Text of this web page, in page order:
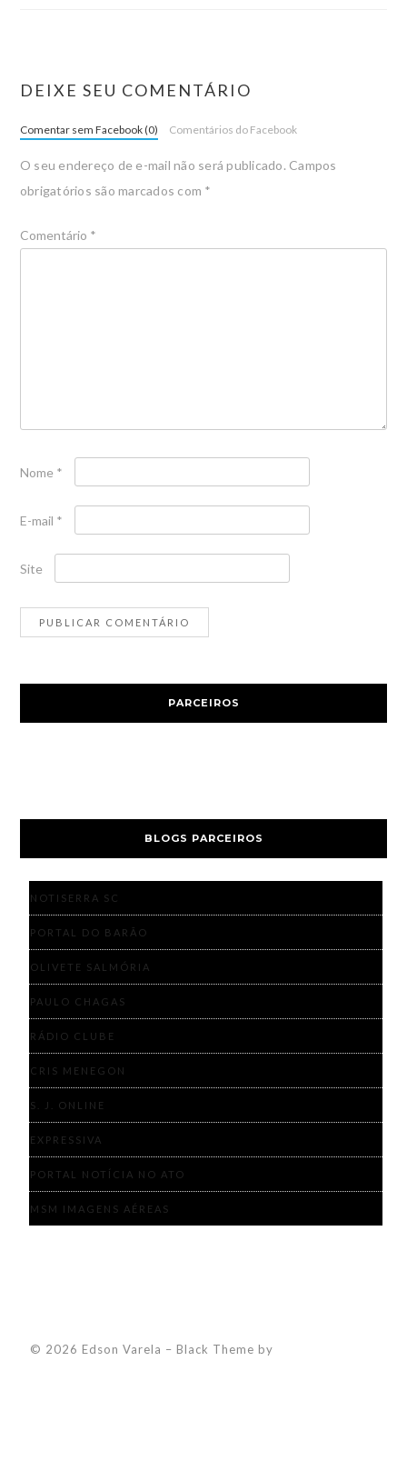
DEIXE SEU COMENTÁRIO
Comentar sem Facebook (0) Comentários do Facebook
O seu endereço de e-mail não será publicado. Campos
obrigatórios são marcados com *
Comentário *
Nome *
E-mail *
Site
PARCEIROS
BLOGS PARCEIROS
NOTISERRA SC
PORTAL DO BARÃO
OLIVETE SALMÓRIA
PAULO CHAGAS
RÁDIO CLUBE
CRIS MENEGON
S. J. ONLINE
EXPRESSIVA
PORTAL NOTÍCIA NO ATO
MSM IMAGENS AÉREAS
© 2026 Edson Varela – Black Theme by